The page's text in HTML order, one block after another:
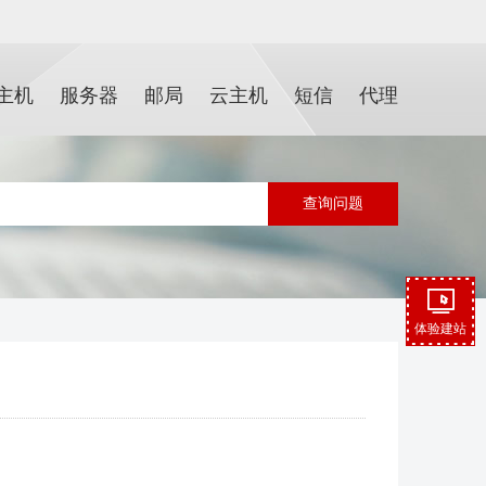
机 服务器 邮局 云主机 短信 代理
体验建站